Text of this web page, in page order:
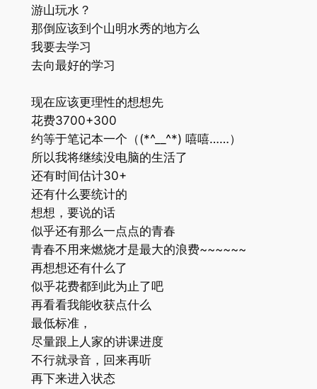
游山玩水？
那倒应该到个山明水秀的地方么
我要去学习
去向最好的学习
现在应该更理性的想想先
花费3700+300
约等于笔记本一个（(*^__^*) 嘻嘻……）
所以我将继续没电脑的生活了
还有时间估计30+
还有什么要统计的
想想，要说的话
似乎还有那么一点点的青春
青春不用来燃烧才是最大的浪费~~~~~~
再想想还有什么了
似乎花费都到此为止了吧
再看看我能收获点什么
最低标准，
尽量跟上人家的讲课进度
不行就录音，回来再听
再下来进入状态